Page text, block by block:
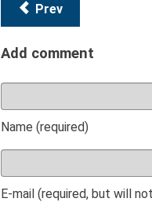
Prev
Add comment
Name (required)
E-mail (required, but will